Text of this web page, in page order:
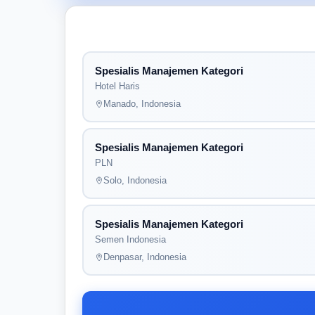
Spesialis Manajemen Kategori
Hotel Haris
Manado, Indonesia
Spesialis Manajemen Kategori
PLN
Solo, Indonesia
Spesialis Manajemen Kategori
Semen Indonesia
Denpasar, Indonesia